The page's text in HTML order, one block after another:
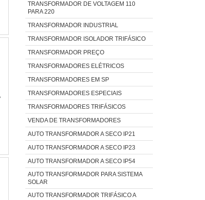
TRANSFORMADOR DE VOLTAGEM 110
PARA 220
TRANSFORMADOR INDUSTRIAL
TRANSFORMADOR ISOLADOR TRIFÁSICO
TRANSFORMADOR PREÇO
TRANSFORMADORES ELÉTRICOS
TRANSFORMADORES EM SP
TRANSFORMADORES ESPECIAIS
TRANSFORMADORES TRIFÁSICOS
VENDA DE TRANSFORMADORES
AUTO TRANSFORMADOR A SECO IP21
AUTO TRANSFORMADOR A SECO IP23
AUTO TRANSFORMADOR A SECO IP54
AUTO TRANSFORMADOR PARA SISTEMA
SOLAR
AUTO TRANSFORMADOR TRIFÁSICO A